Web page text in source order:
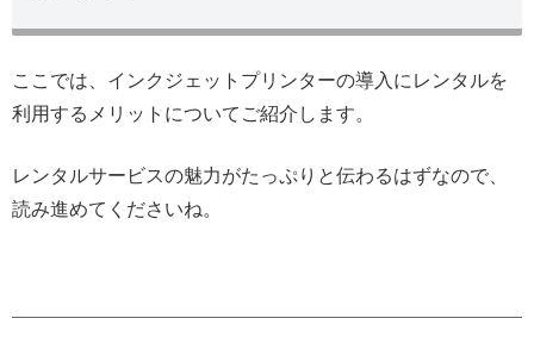
ここでは、インクジェットプリンターの導入にレンタルを
利用するメリットについてご紹介します。
レンタルサービスの魅力がたっぷりと伝わるはずなので、
読み進めてくださいね。